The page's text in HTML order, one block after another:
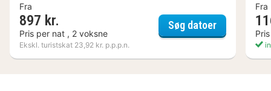
Fra
897 kr.
Pris per nat , 2 voksne
Ekskl. turistskat 23,92 kr. p.p.p.n.
Søg datoerHotel
Fra